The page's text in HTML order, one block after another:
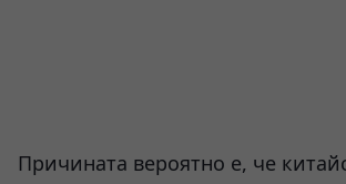
Причината вероятно е, че